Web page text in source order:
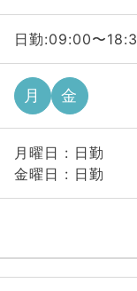
日勤:09:00〜
月 金
月曜日 : 日勤
金曜日 : 日勤